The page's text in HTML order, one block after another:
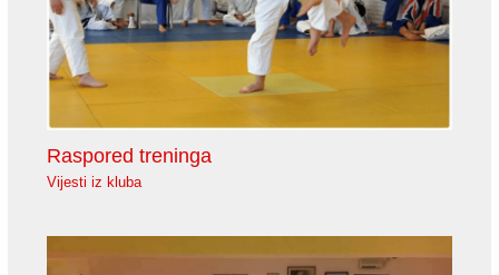
Raspored treninga
Vijesti iz kluba